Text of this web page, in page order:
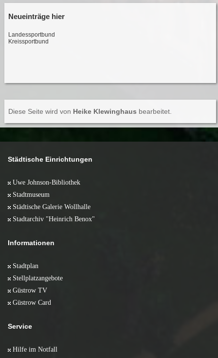
Neueinträge hier
Landessportbund
Kreissportbund
Diese Seite wird von Heike Klewinghaus bearbeitet.
Städtische Einrichtungen
Uwe Johnson-Bibliothek
Stadtmuseum
Städtische Galerie Wollhalle
Stadtarchiv "Heinrich Benox"
Informationen
Stadtplan
Stellplatzangebote
Güstrow TV
Güstrow Card
Service
Hilfe im Notfall